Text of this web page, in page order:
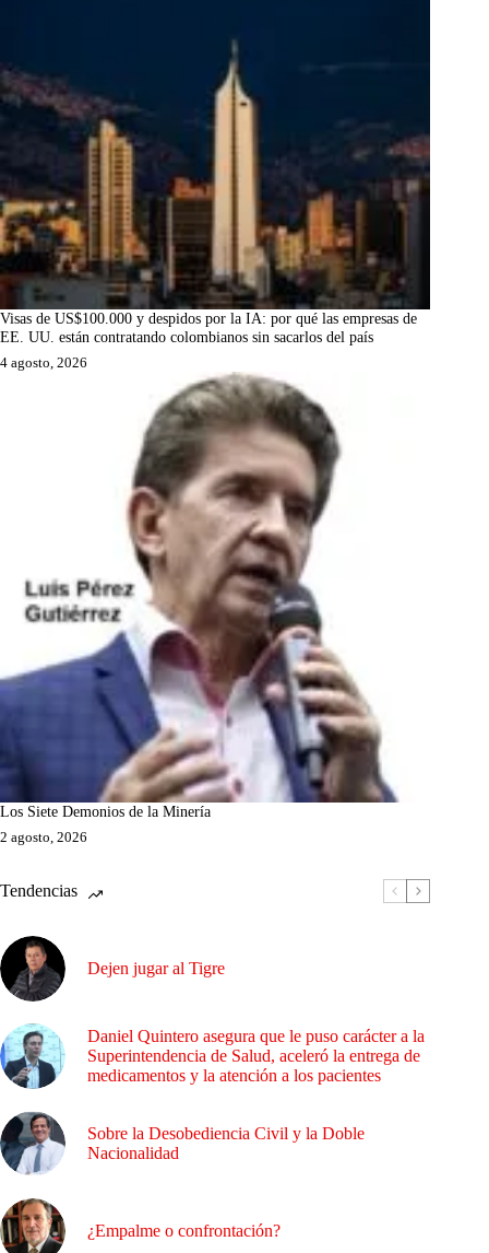
Visas de US$100.000 y despidos por la IA: por qué las empresas de
EE. UU. están contratando colombianos sin sacarlos del país
4 agosto, 2026
Los Siete Demonios de la Minería
2 agosto, 2026
Tendencias
Dejen jugar al Tigre
Daniel Quintero asegura que le puso carácter a la
Superintendencia de Salud, aceleró la entrega de
medicamentos y la atención a los pacientes
Sobre la Desobediencia Civil y la Doble
Nacionalidad
¿Empalme o confrontación?